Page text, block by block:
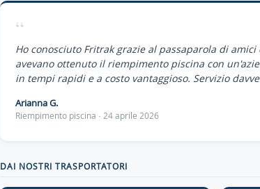
“
Ho conosciuto Fritrak grazie al passaparola di amici
avevano ottenuto il riempimento piscina con
in tempi rapidi e a costo vantaggioso. Servizio
Arianna G.
Riempimento piscina · 24 aprile 2026
DAI NOSTRI TRASPORTATORI